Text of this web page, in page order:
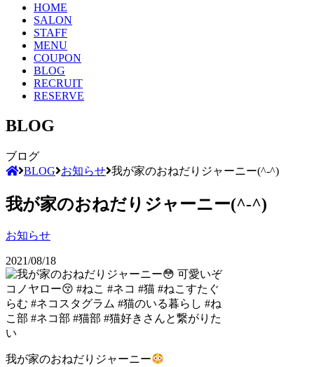
HOME
SALON
STAFF
MENU
COUPON
BLOG
RECRUIT
RESERVE
BLOG
ブログ
BLOG お知らせ 我が家のおねだりジャーニー(^-^)
我が家のおねだりジャーニー(^-^)
お知らせ
2021/08/18
我が家のおねだりジャーニー